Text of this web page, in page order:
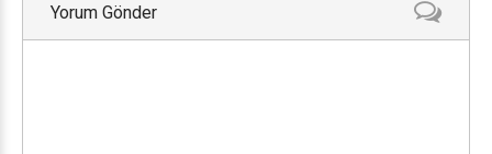
Yorum Gönder